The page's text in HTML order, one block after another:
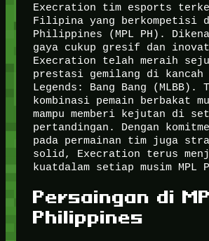
Execration tim esports
Filipina yang berkompetisi
Philippines (MPL PH).
gaya cukup gresif dan
Execration telah meraih
prestasi gemilang di kancah
Legends: Bang Bang (MLBB).
kombinasi pemain berbakat
mampu memberi kejutan di
pertandingan. Dengan
pada permainan tim juga
solid, Execration terus
kuatdalam setiap musim MPL
Persaingan di
Philippines